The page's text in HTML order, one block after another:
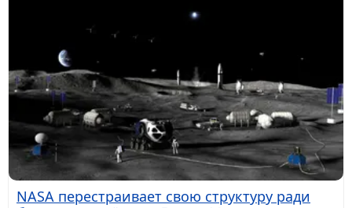
NASA перестраивает свою структуру ради